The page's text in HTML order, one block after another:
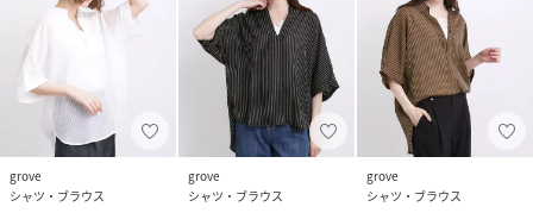
grove
シャツ・ブラウス
grove
シャツ・ブラウス
grove
シャツ・ブラウス